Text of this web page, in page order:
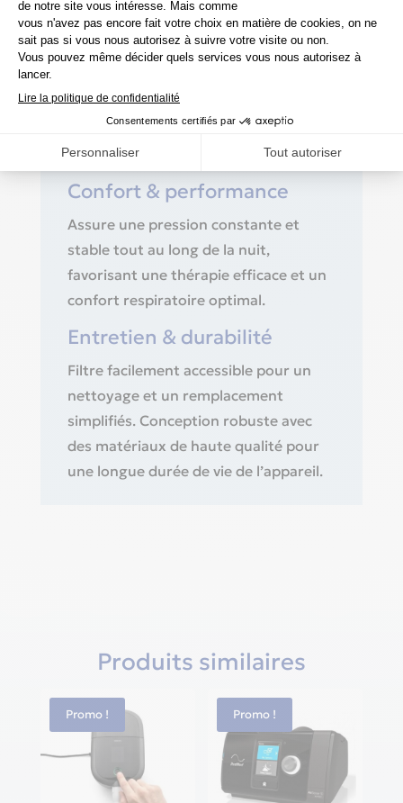
traitement de l’apnée du sommeil.
Fonctionnalités principales
amovible intégré, commandes simples
et accès rapide aux réglages
essentiels.
Confort & performance
Assure une pression constante et
stable tout au long de la nuit,
favorisant une thérapie efficace et un
confort respiratoire optimal.
Entretien & durabilité
Filtre facilement accessible pour un
nettoyage et un remplacement
simplifiés. Conception robuste avec
des matériaux de haute qualité pour
une longue durée de vie de l’appareil.
Produits similaires
Promo ! Promo !